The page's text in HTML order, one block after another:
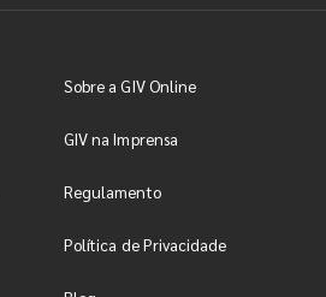
Sobre a GIV Online
GIV na Imprensa
Regulamento
Política de Privacidade